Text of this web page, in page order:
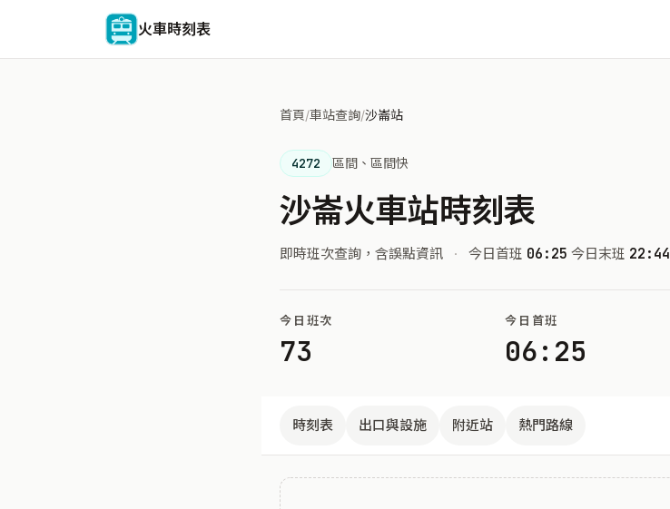
火車時刻表
首頁/車站查詢/沙崙站
4272 區間、區間快
沙崙火車站時刻表
即時班次查詢，含誤點資訊 · 今日首班 06:25 今日末班 22:44
今日班次
73
今日首班
06:25
時刻表 出口與設施 附近站 熱門路線